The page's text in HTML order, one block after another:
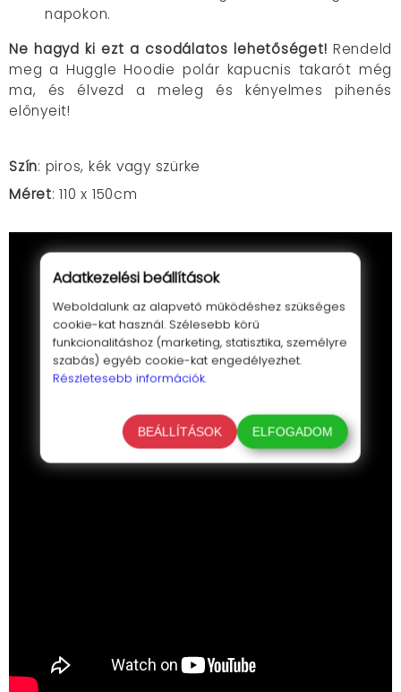
napokon.
Ne hagyd ki ezt a csodálatos lehetőséget! Rendeld
meg a Huggle Hoodie polár kapucnis takarót még
ma, és élvezd a meleg és kényelmes pihenés
előnyeit!
Szín: piros, kék vagy szürke
Méret: 110 x 150cm
Adatkezelési beállítások
Weboldalunk az alapvető működéshez szükséges
cookie-kat használ. Szélesebb körű
funkcionalitáshoz (marketing, statisztika, személyre
szabás) egyéb cookie-kat engedélyezhet.
Részletesebb információk.
BEÁLLÍTÁSOK ELFOGADOM